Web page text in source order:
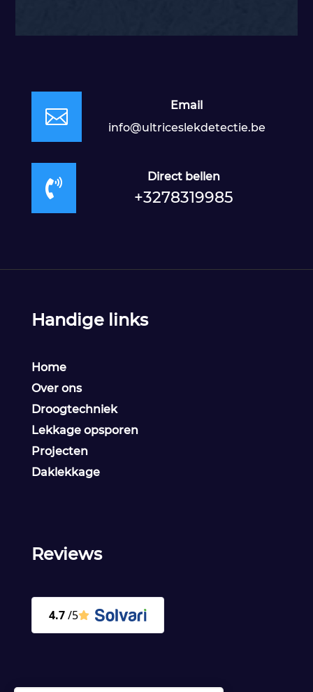

Email
info@ultriceslekdetectie.be

Direct bellen
+3278319985
Handige links
Home
Over ons
Droogtechniek
Lekkage opsporen
Projecten
Daklekkage
Reviews